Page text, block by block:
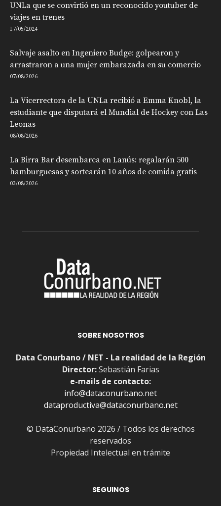
UNLa que se convirtió en un reconocido youtuber de
viajes en trenes
17/05/2024
Salvaje asalto en Ingeniero Budge: golpearon y
arrastraron a una mujer embarazada en su comercio
07/08/2026
La Vicerrectora de la UNLa recibió a Emma Knobl, la
estudiante que disputará el Mundial de Hockey con Las
Leonas
08/08/2026
La Birra Bar desembarca en Lanús: regalarán 500
hamburguesas y sortearán 10 años de comida gratis
03/08/2026
SOBRE NOSOTROS
Data Conurbano / NET - La realidad de la Región
Director:Sebastián Farias
e-mails de contacto:
info@dataconurbano.net
dataproductiva@dataconurbano.net
© DataConurbano 2026 / Todos los derechos
reservados
Propiedad Intelectual en trámite
SEGUINOS